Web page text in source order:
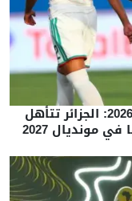
كرة القدم/كاس إفريقيا للأمم سيدات 2026: الجزائر تتأهل
2027